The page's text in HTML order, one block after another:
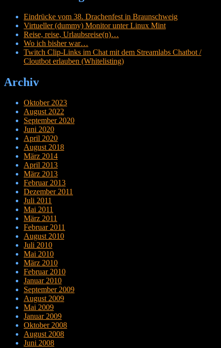
Eindrücke vom 38. Drachenfest in Braunschweig
Virtueller (dummy) Monitor unter Linux Mint
Reise, reise, Urlaubsreise(n)…
Wo ich bisher war…
Twitch Clip-Links im Chat mit dem Streamlabs Chatbot /
Cloutbot erlauben (Whitelisting)
Archiv
Oktober 2023
August 2022
September 2020
Juni 2020
April 2020
August 2018
März 2014
April 2013
März 2013
Februar 2013
Dezember 2011
Juli 2011
Mai 2011
März 2011
Februar 2011
August 2010
Juli 2010
Mai 2010
März 2010
Februar 2010
Januar 2010
September 2009
August 2009
Mai 2009
Januar 2009
Oktober 2008
August 2008
Juni 2008